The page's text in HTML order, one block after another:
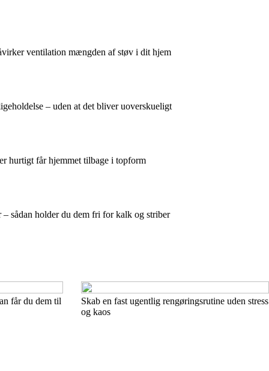
ventilation mængden af støv i dit hjem
– uden at det bliver uoverskueligt
hurtigt får hjemmet tilbage i topform
sådan holder du dem fri for kalk og striber
får du dem til
Skab en fast ugentlig rengøringsrutine uden stress
og kaos